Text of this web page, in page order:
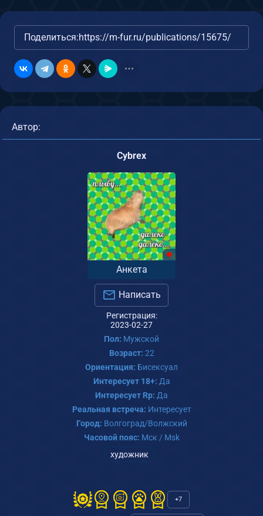
Поделиться:https://m-fur.ru/publications/15675/
Автор:
Cybrex
Анкета
Написать
Регистрация:
2023-02-27
Пол: Мужской
Возраст: 22
Ориентация: Бисексуал
Интересует 18+: Да
Интересует Rp: Да
Реальная встреча: Интересует
Город: Волгоград/Волжский
Часовой пояс: Мск / Msk
художник
+7